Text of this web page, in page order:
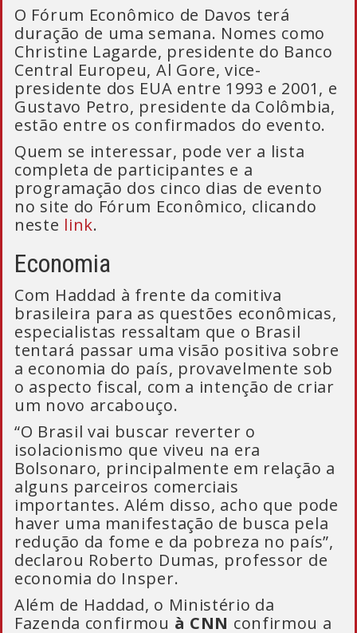
O Fórum Econômico de Davos terá
duração de uma semana. Nomes como
Christine Lagarde, presidente do Banco
Central Europeu, Al Gore, vice-
presidente dos EUA entre 1993 e 2001, e
Gustavo Petro, presidente da Colômbia,
estão entre os confirmados do evento.
Quem se interessar, pode ver a lista
completa de participantes e a
programação dos cinco dias de evento
no site do Fórum Econômico, clicando
neste link.
Economia
Com Haddad à frente da comitiva
brasileira para as questões econômicas,
especialistas ressaltam que o Brasil
tentará passar uma visão positiva sobre
a economia do país, provavelmente sob
o aspecto fiscal, com a intenção de criar
um novo arcabouço.
“O Brasil vai buscar reverter o
isolacionismo que viveu na era
Bolsonaro, principalmente em relação a
alguns parceiros comerciais
importantes. Além disso, acho que pode
haver uma manifestação de busca pela
redução da fome e da pobreza no país”,
declarou Roberto Dumas, professor de
economia do Insper.
Além de Haddad, o Ministério da
Fazenda confirmou à CNN confirmou a